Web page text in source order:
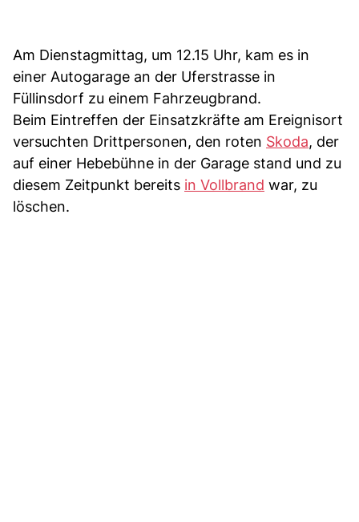
Am Dienstagmittag, um 12.15 Uhr, kam es in
einer Autogarage an der Uferstrasse in
Füllinsdorf zu einem Fahrzeugbrand.
Beim Eintreffen der Einsatzkräfte am Ereignisort
versuchten Drittpersonen, den roten Skoda, der
auf einer Hebebühne in der Garage stand und zu
diesem Zeitpunkt bereits in Vollbrand war, zu
löschen.